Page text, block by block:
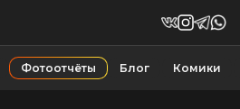
Фотоотчёты Блог Комики